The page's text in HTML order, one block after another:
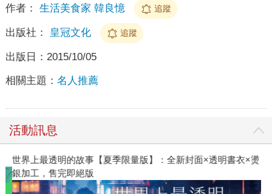
作者： 生活美食家 韓良憶 追蹤
出版社： 皇冠文化 追蹤
出版日： 2015/10/05
相關主題： 名人推薦
活動訊息
世界上最透明的故事【夏季限量版】：全新封面×透明書衣×燙
銀加工，售完即絕版